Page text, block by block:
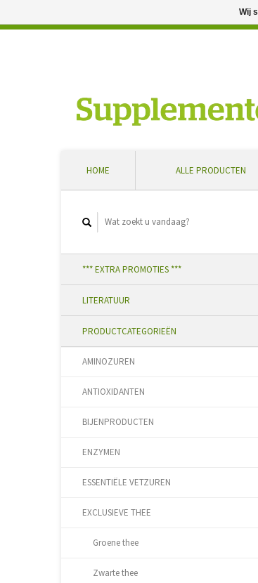
HOME ALLE PRODUCTEN
*** EXTRA PROMOTIES ***
LITERATUUR
PRODUCTCATEGORIEËN
AMINOZUREN
ANTIOXIDANTEN
BIJENPRODUCTEN
ENZYMEN
ESSENTIËLE VETZUREN
EXCLUSIEVE THEE
Groene thee
Zwarte thee
Wij
Professioneel advies en snelle levering